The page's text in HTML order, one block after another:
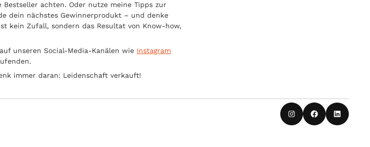
achten. Oder nutze meine Tipps zur
dein nächstes Gewinnerprodukt – und denke
kein Zufall, sondern das Resultat von Know-how,
unseren Social-Media-Kanälen wie Instagram
immer daran: Leidenschaft verkauft!